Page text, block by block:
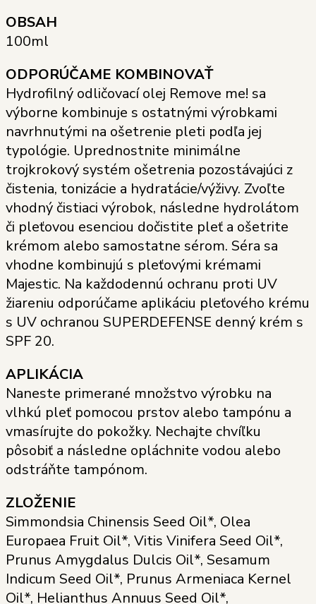
OBSAH
100ml
ODPORÚČAME KOMBINOVAŤ
Hydrofilný odličovací olej Remove me! sa
výborne kombinuje s ostatnými výrobkami
navrhnutými na ošetrenie pleti podľa jej
typológie. Uprednostnite minimálne
trojkrokový systém ošetrenia pozostávajúci z
čistenia, tonizácie a hydratácie/výživy. Zvoľte
vhodný čistiaci výrobok, následne hydrolátom
či pleťovou esenciou dočistite pleť a ošetrite
krémom alebo samostatne sérom. Séra sa
vhodne kombinujú s pleťovými krémami
Majestic. Na každodennú ochranu proti UV
žiareniu odporúčame aplikáciu pleťového krému
s UV ochranou SUPERDEFENSE denný krém s
SPF 20.
APLIKÁCIA
Naneste primerané množstvo výrobku na
vlhkú pleť pomocou prstov alebo tampónu a
vmasírujte do pokožky. Nechajte chvíľku
pôsobiť a následne opláchnite vodou alebo
odstráňte tampónom.
ZLOŽENIE
Simmondsia Chinensis Seed Oil*, Olea
Europaea Fruit Oil*, Vitis Vinifera Seed Oil*,
Prunus Amygdalus Dulcis Oil*, Sesamum
Indicum Seed Oil*, Prunus Armeniaca Kernel
Oil*, Helianthus Annuus Seed Oil*,